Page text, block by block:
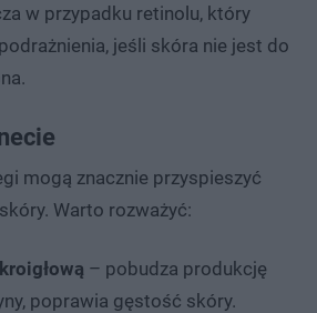
w przypadku retinolu, który
jeśli skóra nie jest do
mogą znacznie przyspieszyć
Warto rozważyć:
– pobudza produkcję
poprawia gęstość skóry.